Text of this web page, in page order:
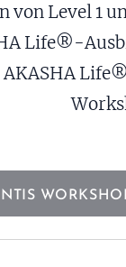
von Level 1
Life®-